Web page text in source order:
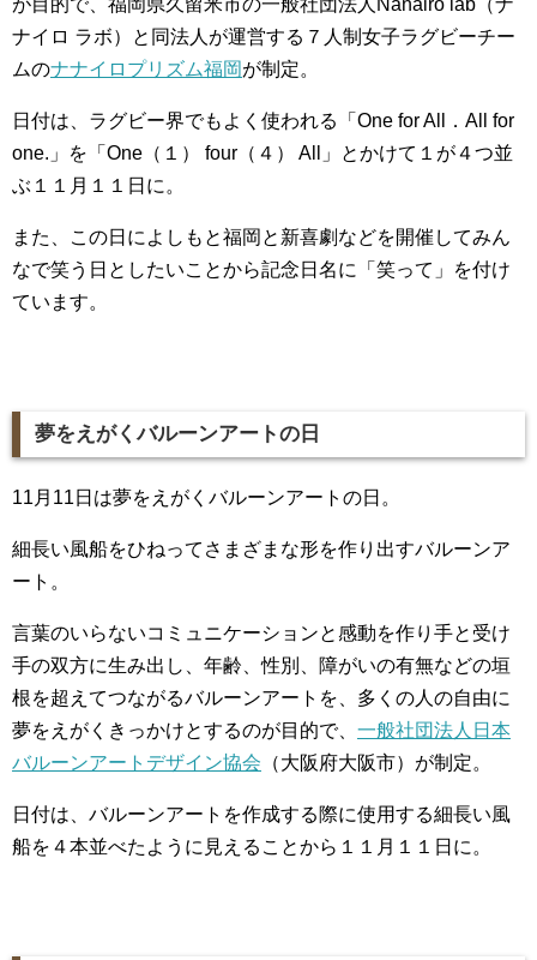
が目的で、福岡県久留米市の一般社団法人Nanairo lab（ナ
ナイロ ラボ）と同法人が運営する７人制女子ラグビーチー
ムのナナイロプリズム福岡が制定。
日付は、ラグビー界でもよく使われる「One for All．All for
one.」を「One（１） four（４） All」とかけて１が４つ並
ぶ１１月１１日に。
また、この日によしもと福岡と新喜劇などを開催してみん
なで笑う日としたいことから記念日名に「笑って」を付け
ています。
夢をえがくバルーンアートの日
11月11日は夢をえがくバルーンアートの日。
細長い風船をひねってさまざまな形を作り出すバルーンア
ート。
言葉のいらないコミュニケーションと感動を作り手と受け
手の双方に生み出し、年齢、性別、障がいの有無などの垣
根を超えてつながるバルーンアートを、多くの人の自由に
夢をえがくきっかけとするのが目的で、 一般社団法人日本
バルーンアートデザイン協会 （大阪府大阪市）が制定。
日付は、バルーンアートを作成する際に使用する細長い風
船を４本並べたように見えることから１１月１１日に。